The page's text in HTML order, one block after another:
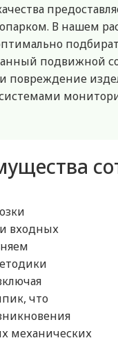
В нашем
подвижной
входных
что
механических